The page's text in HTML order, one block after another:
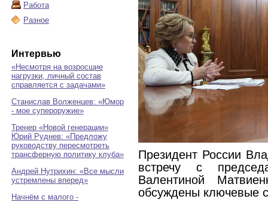
Работа
Разное
Интервью
«Несмотря на возросшие
нагрузки, личный состав
справляется с задачами»
Станислав Волженцев: «Юмор
- мое супероружие»
Тренер «Новой генерации»
Юрий Руднев: «Предложу
руководству пересмотреть
трансферную политику клуба»
Андрей Нутрихин: «Все мысли
устремлены вперед»
Начнём с малого -
Президент России
встречу с
Валентиной
обсуждены ключевые